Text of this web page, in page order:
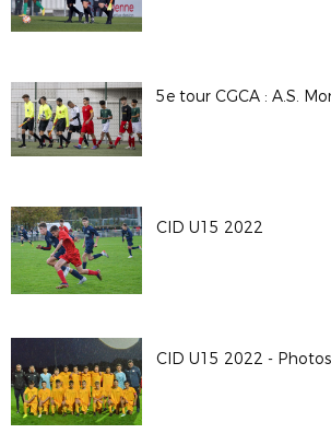
CID U15 2022